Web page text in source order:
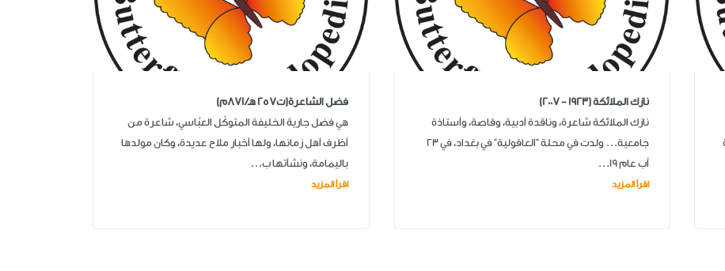
نازك الملائكة (1923 - 2007)
نازك الملائكة شاعرة، وناقدة أدبية، وقاصة، وأستاذة
جامعية... ولدت في محلة "العاقولية" في بغداد، في 23
آب عام 19...
اقرأ المزيد
فضل الشاعرة(ت257 هـ/ 871م)
هي فضل جارية الخليفة المتوكّل العبّاسي، شاعرة من
أظرف أهل زمانها، ولها أخبار ملاح عديدة، وكان مولدها
باليمامة، ونشأتها ب...
اقرأ المزيد